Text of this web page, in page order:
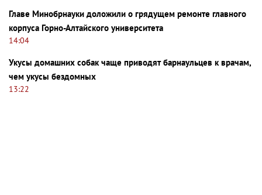
Главе Минобрнауки доложили о грядущем ремонте главного
корпуса Горно-Алтайского университета
14:04
Укусы домашних собак чаще приводят барнаульцев к врачам,
чем укусы бездомных
13:22